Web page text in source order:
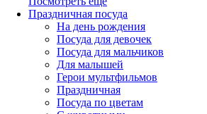
Праздничная посуда
На день рождения
Посуда для девочек
Посуда для мальчиков
Для малышей
Герои мультфильмов
Праздничная
Посуда по цветам